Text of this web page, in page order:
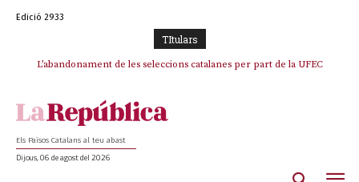
Edició 2933
TItulars
L’abandonament de les seleccions catalanes per part de la UFEC
TV3 perd el lideratge després de 23 mesos: Una deriva sense continguts i
Els Països Catalans al teu abast
Dijous, 06 de agost del 2026